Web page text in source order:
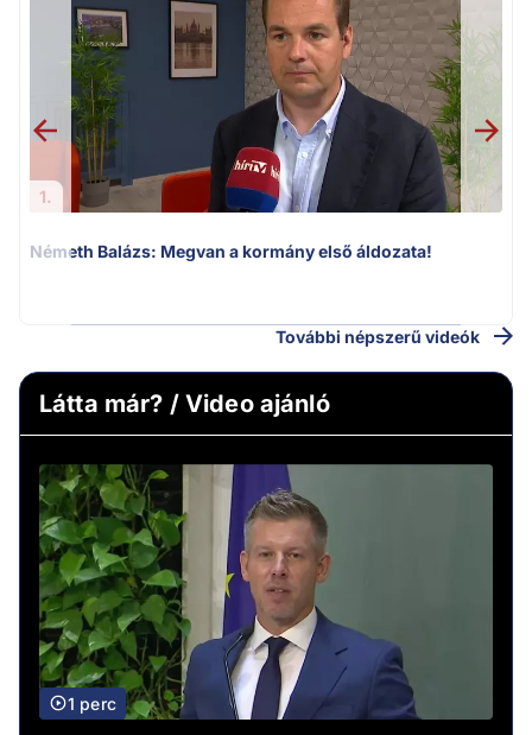
1.
Németh Balázs: Megvan a kormány első áldozata!
További népszerű videók
Látta már? / Video ajánló
1 perc